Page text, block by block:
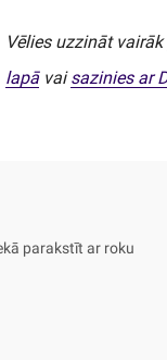
Vēlies uzzināt
lapāvaisazinies ar
parakstīt ar roku